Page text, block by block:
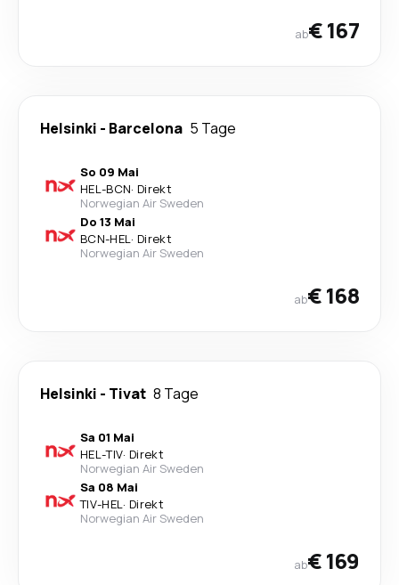
ab€ 167
Helsinki - Barcelona 5 Tage
So 09 Mai
HEL-BCN· Direkt
Norwegian Air Sweden
Do 13 Mai
BCN-HEL· Direkt
Norwegian Air Sweden
ab€ 168
Helsinki - Tivat 8 Tage
Sa 01 Mai
HEL-TIV· Direkt
Norwegian Air Sweden
Sa 08 Mai
TIV-HEL· Direkt
Norwegian Air Sweden
ab€ 169